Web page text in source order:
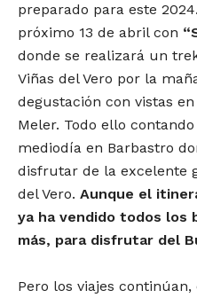
preparado para este
próximo 13 de abril con
donde se realizará un
Viñas del Vero por la
degustación con vistas
Meler. Todo ello
mediodía en Barbastro
disfrutar de la excelente
del Vero. Aunque el
ya ha vendido todos los
más, para disfrutar del
Pero los viajes